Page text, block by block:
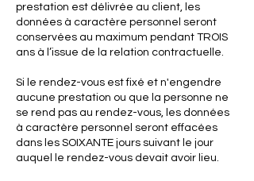
prestation est délivrée au client, les
données à caractère personnel seront
conservées au maximum pendant TROIS
ans à l’issue de la relation contractuelle.
Si le rendez-vous est fixé et n'engendre
aucune prestation ou que la personne ne
se rend pas au rendez-vous, les données
à caractère personnel seront effacées
dans les SOIXANTE jours suivant le jour
auquel le rendez-vous devait avoir lieu.